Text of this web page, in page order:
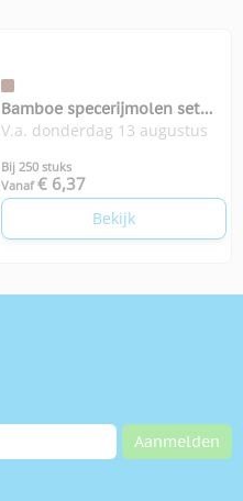
Bamboe specerijmolen set
Christine
V.a. donderdag 13 augustus
Bij 250 stuks
Vanaf € 6,37
Bekijk
Aanmelden